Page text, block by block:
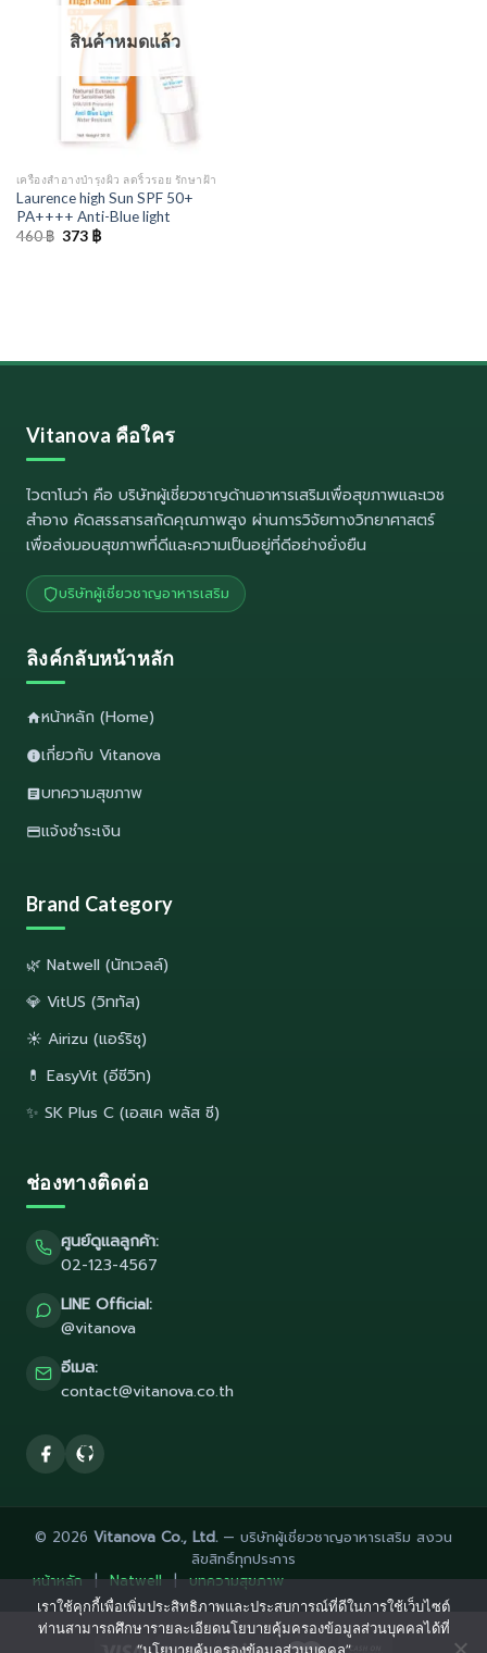
สินค้าหมดแล้ว
เครืองสำอางบำรุงผิว ลดริ้วรอย รักษาฝ้า
Laurence high Sun SPF 50+
PA++++ Anti-Blue light
460฿ Original
373 ฿Current
Vitanova คือใคร
ไวตาโนว่า คือ บริษัทผู้เชี่ยวชาญด้านอาหารเสริมเพื่อสุขภาพและเวช
สำอาง คัดสรรสารสกัดคุณภาพสูง ผ่านการวิจัยทางวิทยาศาสตร์
เพื่อส่งมอบสุขภาพที่ดีและความเป็นอยู่ที่ดีอย่างยั่งยืน
บริษัทผู้เชี่ยวชาญอาหารเสริม
ลิงค์กลับหน้าหลัก
หน้าหลัก (Home)
เกี่ยวกับ Vitanova
บทความสุขภาพ
แจ้งชำระเงิน
Brand Category
🌿 Natwell (นัทเวลล์)
💎 VitUS (วิททัส)
☀️ Airizu (แอร์ริซุ)
💊 EasyVit (อีซีวิท)
✨ SK Plus C (เอสเค พลัส ซี)
ช่องทางติดต่อ
ศูนย์ดูแลลูกค้า:
02-123-4567
LINE Official:
@vitanova
อีเมล:
contact@vitanova.co.th
© 2026 Vitanova Co., Ltd.— บริษัทผู้เชี่ยวชาญอาหารเสริม สงวน
ลิขสิทธิ์ทุกประการ
หน้าหลัก | Natwell | บทความสุขภาพ
เราใช้คุกกี้เพื่อเพิ่มประสิทธิภาพและประสบการณ์ที่ดีในการใช้เว็บไซต์
ท่านสามารถศึกษารายละเอียดนโยบายคุ้มครองข้อมูลส่วนบุคคลได้ที่
“นโยบายคุ้มครองข้อมูลส่วนบุคคล”